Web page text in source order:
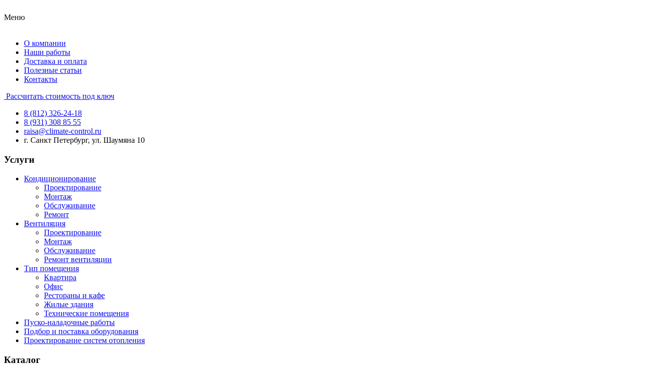
Меню
О компании
Наши работы
Доставка и оплата
Полезные статьи
Контакты
Рассчитать стоимость под ключ
8 (812) 326-24-18
8 (931) 308 85 55
raisa@climate-control.ru
г. Санкт Петербург, ул. Шаумяна 10
Услуги
Кондиционирование
Проектирование
Монтаж
Обслуживание
Ремонт
Вентиляция
Проектирование
Монтаж
Обслуживание
Ремонт вентиляции
Тип помещения
Квартира
Офис
Рестораны и кафе
Жилые здания
Технические помещения
Пуско-наладочные работы
Подбор и поставка оборудования
Проектирование систем отопления
Каталог